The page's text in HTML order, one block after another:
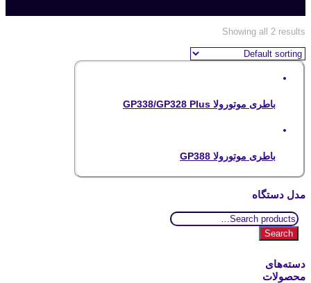
Showing all 2 results
باطری موتورولا GP338/GP328 Plus
باطری موتورولا GP388
مدل دستگاه
Search
for:
Search
دسته‌های
محصولات